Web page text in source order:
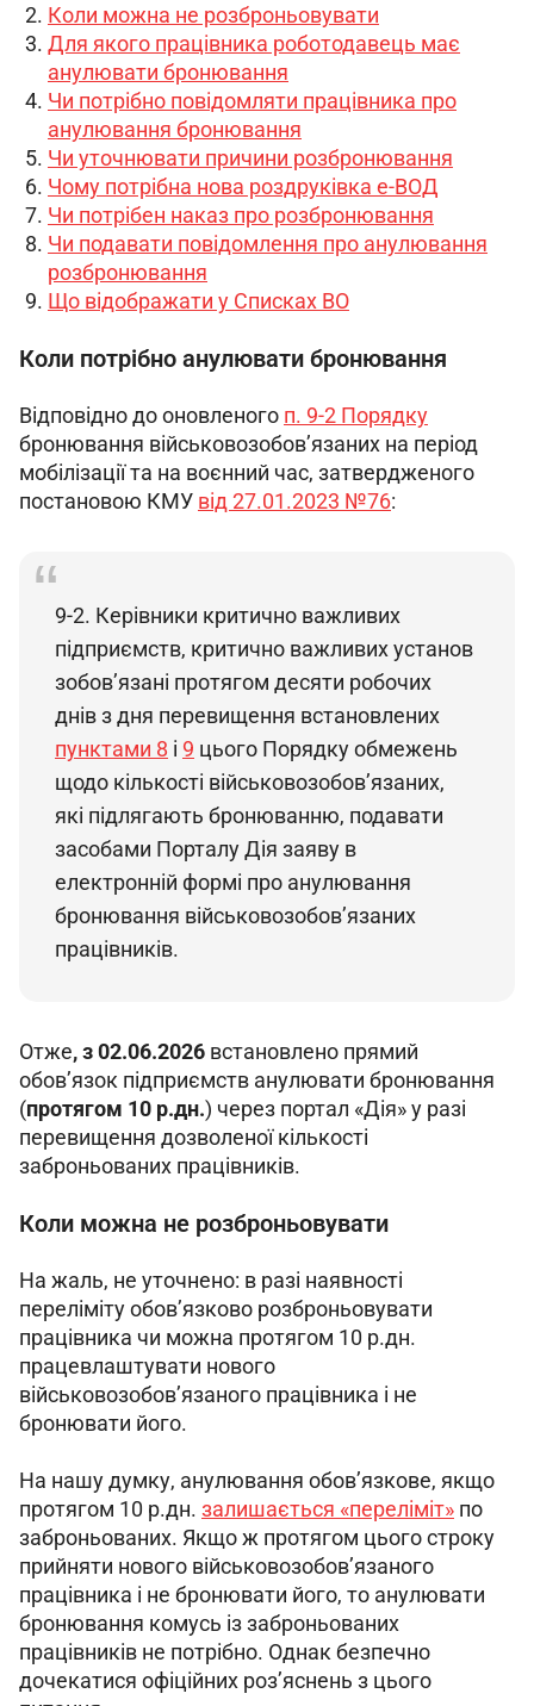
Коли можна не розброньовувати
Для якого працівника роботодавець має
анулювати бронювання
Чи потрібно повідомляти працівника про
анулювання бронювання
Чи уточнювати причини розбронювання
Чому потрібна нова роздруківка е-ВОД
Чи потрібен наказ про розбронювання
Чи подавати повідомлення про анулювання
розбронювання
Що відображати у Списках ВО
Коли потрібно анулювати бронювання
Відповідно до оновленого п. 9-2 Порядку
бронювання військовозобов’язаних на період
мобілізації та на воєнний час, затвердженого
постановою КМУ від 27.01.2023 №76:
9-2. Керівники критично важливих
підприємств, критично важливих установ
зобов’язані протягом десяти робочих
днів з дня перевищення встановлених
пунктами 8 і 9 цього Порядку обмежень
щодо кількості військовозобов’язаних,
які підлягають бронюванню, подавати
засобами Порталу Дія заяву в
електронній формі про анулювання
бронювання військовозобов’язаних
працівників.
Отже, з 02.06.2026 встановлено прямий
обов’язок підприємств анулювати бронювання
(протягом 10 р.дн.) через портал «Дія» у разі
перевищення дозволеної кількості
заброньованих працівників.
Коли можна не розброньовувати
На жаль, не уточнено: в разі наявності
переліміту обов’язково розброньовувати
працівника чи можна протягом 10 р.дн.
працевлаштувати нового
військовозобов’язаного працівника і не
бронювати його.
На нашу думку, анулювання обов’язкове, якщо
протягом 10 р.дн. залишається «переліміт» по
заброньованих. Якщо ж протягом цього строку
прийняти нового військовозобов’язаного
працівника і не бронювати його, то анулювати
бронювання комусь із заброньованих
працівників не потрібно. Однак безпечно
дочекатися офіційних роз’яснень з цього